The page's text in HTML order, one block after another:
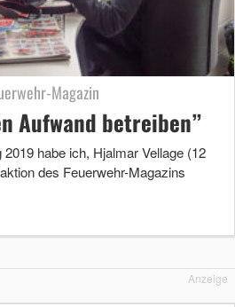
Magazin
Aufwand betreiben”
habe ich, Hjalmar Vellage (12
des Feuerwehr-Magazins
Anzeige